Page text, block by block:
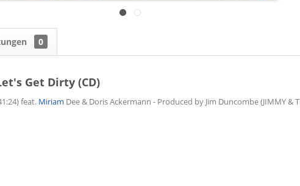
0
Get Dirty (CD)
feat. Miriam Dee & Doris Ackermann - Produced by Jim Duncombe (JIMMY &